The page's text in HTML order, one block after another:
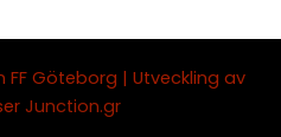
Göteborg | Utveckling av
Junction.gr